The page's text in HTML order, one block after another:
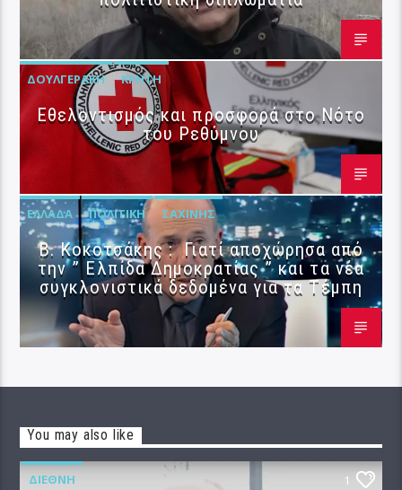
ΔΟΥΛΓΕΡΆΚΗ ΚΡΉΤΗ
Εθελοντισμός και προσφορά στο Νότο
του Ρεθύμνου
ΕΛΛΆΔΑ ΠΟΛΙΤΙΚΉ ΣΑΧΊΝΗΣ
Β. Κοκοτσάκης : Γιατί αποχώρησα από
την ” Ελπίδα Δημοκρατίας ” και τα νέα
συγκλονιστικά δεδομένα για τα Τέμπη
You may also like
ΔΙΕΘΝΉ 1